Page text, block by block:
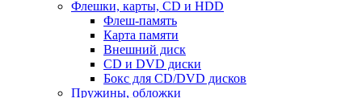
Флешки, карты, CD и HDD
Флеш-память
Карта памяти
Внешний диск
CD и DVD диски
Бокс для CD/DVD дисков
Пружины, обложки